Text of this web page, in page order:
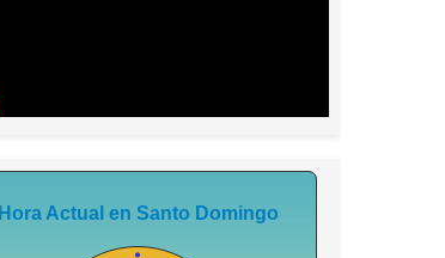
Hora Actual en Santo Domingo